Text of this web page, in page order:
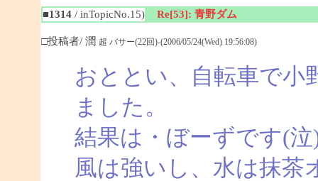
■1314/ inTopicNo.15) Re[53]: 青野ダム
□投稿者/ 潤 超 バサー(22回)-(2006/05/24(Wed) 19:56:08)
おととい、自転車で小
ました。
結果は・ぼーずです(
風は強いし、水は抹茶